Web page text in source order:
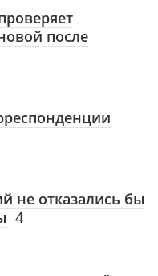
после
не отказались бы
4